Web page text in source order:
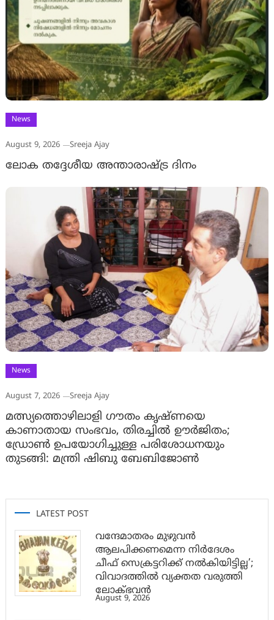
News
August 9, 2026 Sreeja Ajay
ലോക തദ്ദേശീയ അന്താരാഷ്ട്ര ദിനം
News
August 7, 2026 Sreeja Ajay
മത്സ്യത്തൊഴിലാളി ഗൗതം കൃഷ്ണയെ
കാണാതായ സംഭവം, തിരച്ചിൽ ഊർജിതം;
ഡ്രോണ്‍ ഉപയോഗിച്ചുള്ള പരിശോധനയും
തുടങ്ങി: മന്ത്രി ഷിബു ബേബിജോണ്‍
LATEST POST
വന്ദേമാതരം മുഴുവൻ
ആലപിക്കണമെന്ന നിർദേശം
ചീഫ് സെക്രട്ടറിക്ക് നൽകിയിട്ടില്ല’;
വിവാദത്തിൽ വ്യക്തത വരുത്തി
ലോക്ഭവൻ
August 9, 2026